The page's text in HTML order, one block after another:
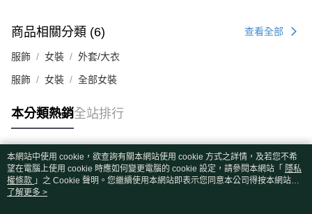
商品相關分類 (6) 查看全部
服飾 女裝 外套/大衣
服飾 女裝 全部女裝
本分類熱銷全站排行
熱門標籤
本網站中使用 cookie，欲查詢有關本網站使用 cookie 方式之詳情，及若您不希
望在電腦上使用 cookie 時應如何變更電腦的 cookie 設定，請參閱本網站「 隱私
權條款 」之 Cookie 聲明。您繼續使用本網站即表示您同意本公司得按本網站使
用條款之 Cookie 聲明使用 cookie。
了解更多 >